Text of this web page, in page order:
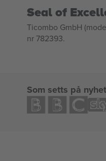
Seal of
Ticombo GmbH
nr 782393.
Som setts på